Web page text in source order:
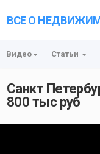
ВСЕ О
Видео Статьи
Санкт
800 тыс руб